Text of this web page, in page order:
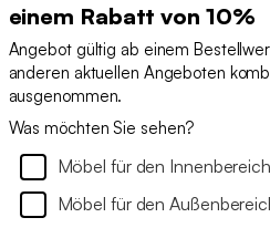
einem Rabatt von 10%
Angebot gültig ab einem
anderen aktuellen Angeboten
ausgenommen.
Was möchten Sie sehen?
Möbel für den Innenbereich
Möbel für den